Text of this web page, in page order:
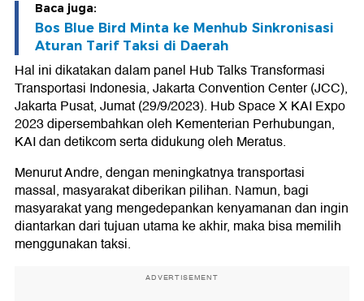
Baca juga:
Bos Blue Bird Minta ke Menhub Sinkronisasi
Aturan Tarif Taksi di Daerah
Hal ini dikatakan dalam panel Hub Talks Transformasi
Transportasi Indonesia, Jakarta Convention Center (JCC),
Jakarta Pusat, Jumat (29/9/2023). Hub Space X KAI Expo
2023 dipersembahkan oleh Kementerian Perhubungan,
KAI dan detikcom serta didukung oleh Meratus.
Menurut Andre, dengan meningkatnya transportasi
massal, masyarakat diberikan pilihan. Namun, bagi
masyarakat yang mengedepankan kenyamanan dan ingin
diantarkan dari tujuan utama ke akhir, maka bisa memilih
menggunakan taksi.
ADVERTISEMENT